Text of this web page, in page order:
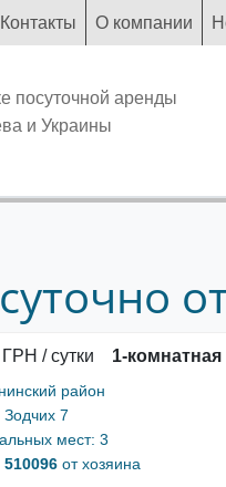
Контакты О компании
посуточной аренды
и Украины
ГРН / сутки 1-комнатная
район
Зодчих 7
мест: 3
510096 от хозяина